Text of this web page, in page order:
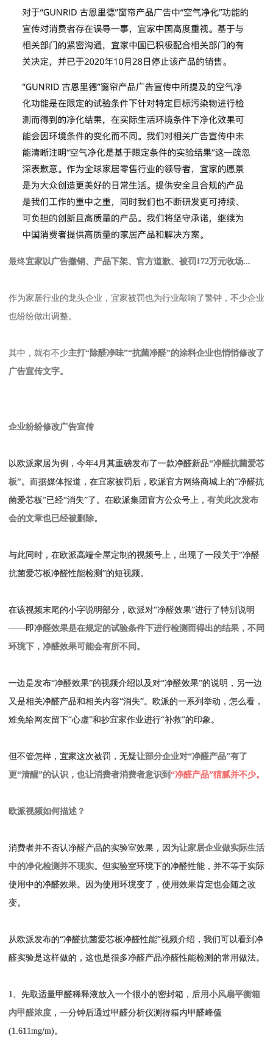
最终宜家以广告撤销、产品下架、官方道歉、被罚172万元收场...
作为家居行业的龙头企业，宜家被罚也为行业敲响了警钟，不少企业
也纷纷做出调整。
其中，就有不少主打“除醛净味”“抗菌净醛”的涂料企业也悄悄修改了
广告宣传文字。
企业纷纷修改广告宣传
以欧派家居为例，今年4月其重磅发布了一款净醛新品“净醛抗菌爱芯
板”。而据媒体报道，在宜家被罚后，欧派官方网络商城上的“净醛抗
菌爱芯板”已经“消失”了。在欧派集团官方公众号上， 有关此次发布
会的文章也已经被删除。
与此同时，在欧派高端全屋定制的视频号上，出现了一段关于“净醛
抗菌爱芯板净醛性能检测”的短视频。
在该视频末尾的小字说明部分，欧派对“净醛效果”进行了特别说明
——即净醛效果是在规定的试验条件下进行检测而得出的结果，不同
环境下，净醛效果可能会有所不同。
一边是发布“净醛效果”的视频介绍以及对“净醛效果”的说明，另一边
又是相关净醛产品和相关内容“消失”。欧派的一系列举动，怎么看，
难免给网友留下“心虚”和抄宜家作业进行“补救”的印象。
但不管怎样，宜家这次被罚，无疑让部分企业对“净醛产品”有了
更“清醒”的认识，也让消费者消费者意识到“净醛产品”猫腻并不少。
欧派视频如何描述？
消费者并不否认净醛产品的实验室效果，因为让家居企业做实际生活
中的净化检测并不现实。 但实验室环境下的净醛性能，并不等于实际
使用中的净醛效果。因为使用环境变了，使用效果肯定也会随之改
变。
从欧派发布的“净醛抗菌爱芯板净醛性能”视频介绍，我们可以看到净
醛实验是这样做的，这也是很多净醛产品净醛性能检测的常用做法。
1、先取适量甲醛稀释液放入一个很小的密封箱，后用小风扇平衡箱
内甲醛浓度，一分钟后通过甲醛分析仪测得箱内甲醛峰值
(1.611mg/m)。